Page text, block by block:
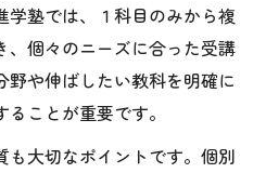
学塾では、１科目のみから複
、個々のニーズに合った受講
や伸ばしたい教科を明確に
ことが重要です。
も大切なポイントです。個別